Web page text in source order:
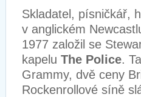
Skladatel, písničkář,
v anglickém
1977 založil se
kapelu The Police.
Grammy, dvě ceny
Rockenrollové síně